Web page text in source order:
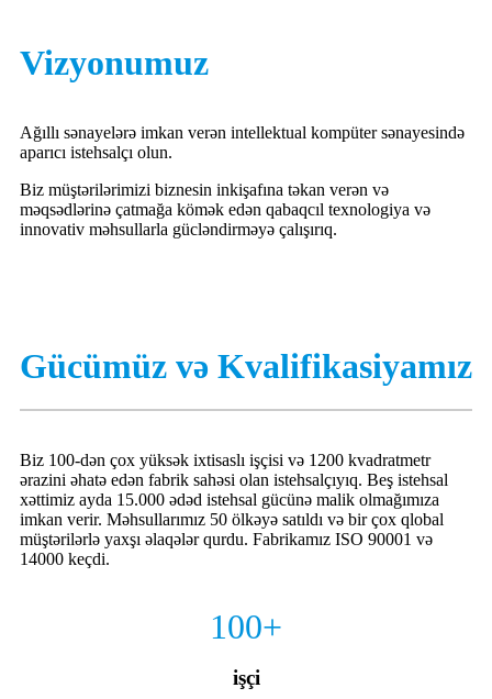
Vizyonumuz
Ağıllı sənayelərə imkan verən intellektual kompüter sənayesində
aparıcı istehsalçı olun.
Biz müştərilərimizi biznesin inkişafına təkan verən və
məqsədlərinə çatmağa kömək edən qabaqcıl texnologiya və
innovativ məhsullarla gücləndirməyə çalışırıq.
Gücümüz və Kvalifikasiyamız
Biz 100-dən çox yüksək ixtisaslı işçisi və 1200 kvadratmetr
ərazini əhatə edən fabrik sahəsi olan istehsalçıyıq. Beş istehsal
xəttimiz ayda 15.000 ədəd istehsal gücünə malik olmağımıza
imkan verir. Məhsullarımız 50 ölkəyə satıldı və bir çox qlobal
müştərilərlə yaxşı əlaqələr qurdu. Fabrikamız ISO 90001 və
14000 keçdi.
100+
işçi